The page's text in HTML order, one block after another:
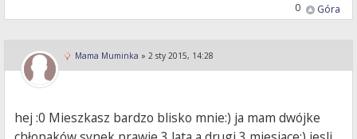
Góra
0
Mama Muminka » 2 sty 2015, 14:28
hej :0 Mieszkasz bardzo blisko mnie:) ja mam dwójke